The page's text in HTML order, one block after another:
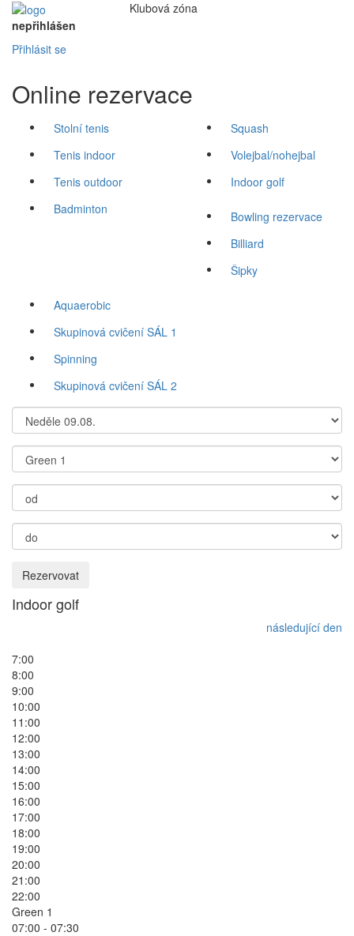
Klubová zóna
nepřihlášen
Přihlásit se
Online rezervace
Stolní tenis
Tenis indoor
Tenis outdoor
Badminton
Squash
Volejbal/nohejbal
Indoor golf
Bowling rezervace
Billiard
Šipky
Aquaerobic
Skupinová cvičení SÁL 1
Spinning
Skupinová cvičení SÁL 2
Rezervovat
Indoor golf
následující den
7:00
8:00
9:00
10:00
11:00
12:00
13:00
14:00
15:00
16:00
17:00
18:00
19:00
20:00
21:00
22:00
Green 1
07:00 - 07:30